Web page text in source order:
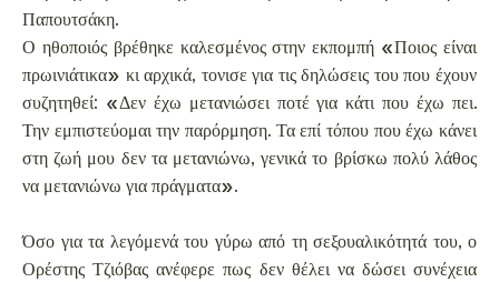
Παπουτσάκη.
Ο ηθοποιός βρέθηκε καλεσμένος στην εκπομπή «Ποιος είναι
πρωινιάτικα» κι αρχικά, τονισε για τις δηλώσεις του που έχουν
συζητηθεί: «Δεν έχω μετανιώσει ποτέ για κάτι που έχω πει.
Την εμπιστεύομαι την παρόρμηση. Τα επί τόπου που έχω κάνει
στη ζωή μου δεν τα μετανιώνω, γενικά το βρίσκω πολύ λάθος
να μετανιώνω για πράγματα».
Όσο για τα λεγόμενά του γύρω από τη σεξουαλικότητά του, ο
Ορέστης Τζιόβας ανέφερε πως δεν θέλει να δώσει συνέχεια